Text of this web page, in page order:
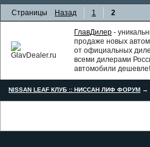
Страницы Назад 1 2
ГлавДилер -
продаже новых
от официальных
всеми дилерами
автомобили дешевле!
NISSAN LEAF КЛУБ :: НИССАН ЛИФ ФОРУМ →